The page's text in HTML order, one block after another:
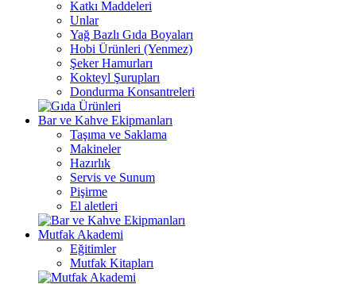
Katkı Maddeleri
Unlar
Yağ Bazlı Gıda Boyaları
Hobi Ürünleri (Yenmez)
Şeker Hamurları
Kokteyl Şurupları
Dondurma Konsantreleri
Bar ve Kahve Ekipmanları
Taşıma ve Saklama
Makineler
Hazırlık
Servis ve Sunum
Pişirme
El aletleri
Mutfak Akademi
Eğitimler
Mutfak Kitapları